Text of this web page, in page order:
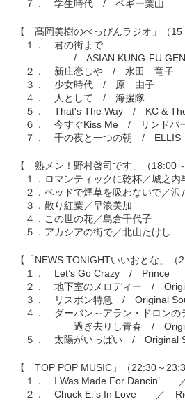
７． 学生時代 / ペギー葉山
【「髙岡美樹のべっぴんラジオ」（15
１． 君の街まで
/ ASIAN KUNG-FU
２． 新庄恋しや / 水田 竜子
３． 少女時代 / 原 由子
４． 人として / 海援隊
５． That's The Way / KC & The
６． 今すぐKiss Me / リンドバ
７． 千の夜と一つの朝 / ELLIS
【「熟メン！野村啓司です」（18:00
１．ロマンティックに乾杯／城之内
２．ベッドで煙草を吸わないで／沢
３．散り紅葉／早浪美加
４．この世の花／島倉千代子
５．アカシアの街で／北山たけし
【「NEWS TONIGHTいいおとな」（
１． Let’s Go Crazy / Prince
２． 地下室のメロディー /
３． リスボン特急 / Original
４． ダーバン～アラン・ドロンの
過ぎ去りし青春 / Original
５． 太陽がいっぱい / Original
【「TOP POP MUSIC」（22:30～
１． I Was Made For Dancin’
２． Chuck E.’s In Love ／